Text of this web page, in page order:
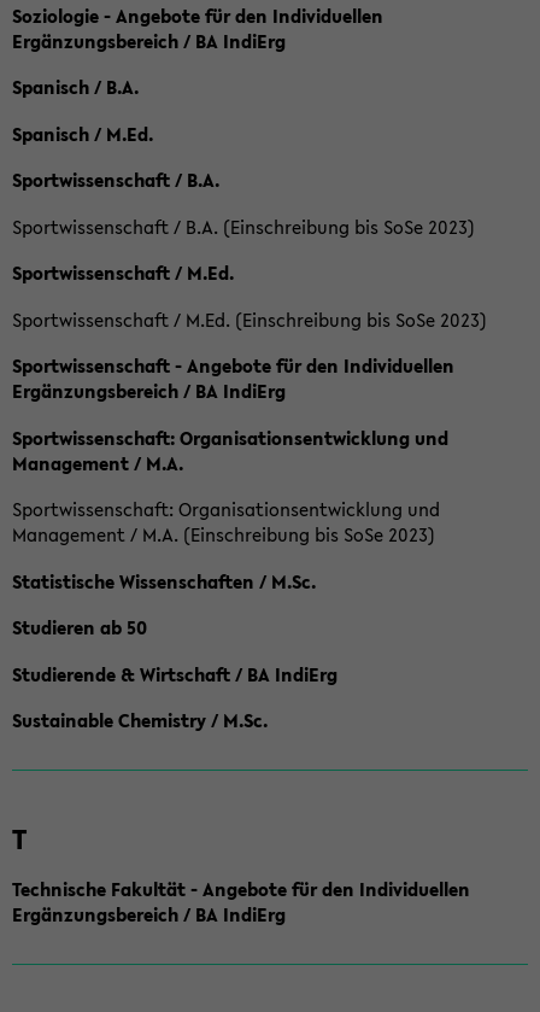
Soziologie - Angebote für den Individuellen
Ergänzungsbereich / BA IndiErg
Spanisch / B.A.
Spanisch / M.Ed.
Sportwissenschaft / B.A.
Sportwissenschaft / B.A. (Einschreibung bis SoSe 2023)
Sportwissenschaft / M.Ed.
Sportwissenschaft / M.Ed. (Einschreibung bis SoSe 2023)
Sportwissenschaft - Angebote für den Individuellen
Ergänzungsbereich / BA IndiErg
Sportwissenschaft: Organisationsentwicklung und
Management / M.A.
Sportwissenschaft: Organisationsentwicklung und
Management / M.A. (Einschreibung bis SoSe 2023)
Statistische Wissenschaften / M.Sc.
Studieren ab 50
Studierende & Wirtschaft / BA IndiErg
Sustainable Chemistry / M.Sc.
T
Technische Fakultät - Angebote für den Individuellen
Ergänzungsbereich / BA IndiErg